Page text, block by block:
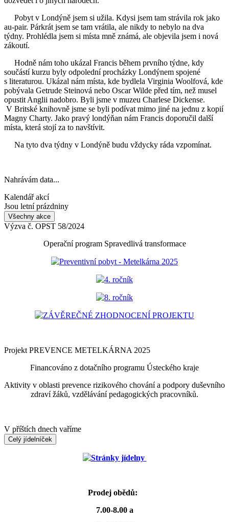
Pobyt v Londýně jsem si užila. Kdysi jsem tam strávila rok jako
au-pair. Párkrát jsem se tam vrátila, ale nikdy to nebylo na dva
týdny. Prohlédla jsem si místa mně známá, ale objevila jsem i nová
zákoutí.
Hodně nám toho ukázal Francis během prvního týdne, kdy
součástí kurzu byly odpolední procházky Londýnem spojené
s literaturou. Ukázal nám místa, kde bydlela Virginia Woolfová, kde
pobývala Getrude Steinová nebo Oscar Wilde před tím, než musel
opustit Anglii nadobro. Byli jsme v muzeu Charlese Dickense.
V Britské knihovně jsme se byli podívat mimo jiné na jednu z kopií
Magny Charty. Jako pravý londýňan nám Francis doporučil další
místa, která stojí za to navštívit.
Na tyto dva týdny v Londýně budu vždycky ráda vzpomínat.
Nahrávám data...
Kalendář akcí
Jsou letní prázdniny
Všechny akce
Výzva č. OPST 58/2024
Operační program Spravedlivá transformace
Preventivní pobyt - Metelkárna 2025
4. ročník
8. ročník
ZÁVĚREČNÉ ZHODNOCENÍ PROJEKTU
Projekt PREVENCE METELKÁRNA 2025
Financováno z dotačního programu Ústeckého kraje
Aktivity v oblasti prevence rizikového chování a podpory duševního
zdraví žáků, vzdělávání pedagogických pracovníků.
V příštích dnech vaříme
Celý jídelníček
Stránky jídelny
Prodej obědů:
7.00-8.00 a